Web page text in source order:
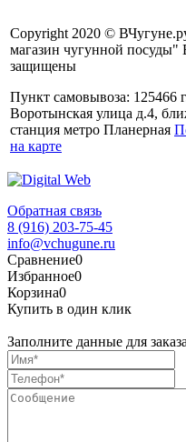
Copyright 2020 ©
магазин чугунной посуды"
защищены
Пункт самовывоза: 125466
Воротынская улица д.4,
станция метро Планерная
на карте
Обратная связь
8 (916) 203-75-45
info@vchugune.ru
Сравнение0
Избранное0
Корзина0
Купить в один клик
Заполните данные для заказа